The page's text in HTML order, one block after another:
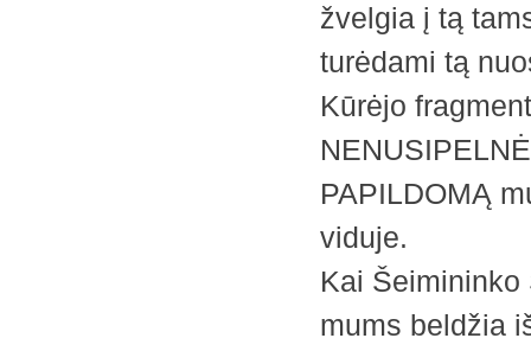
žvelgia į tą
turėdami tą
Kūrėjo
PAPILDOMĄ
viduje.
Kai
mums beldžia